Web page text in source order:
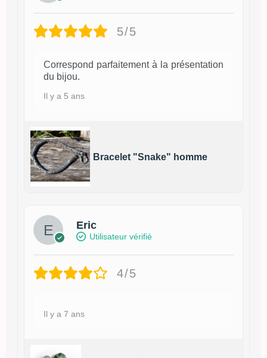
5/5
Correspond parfaitement à la présentation
du bijou.
Il y a 5 ans
Bracelet "Snake" homme
Eric
Utilisateur vérifié
4/5
Il y a 7 ans